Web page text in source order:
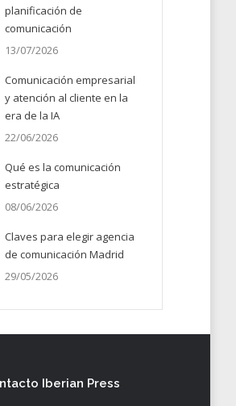
planificación de
comunicación
13/07/2026
Comunicación empresarial
y atención al cliente en la
era de la IA
22/06/2026
Qué es la comunicación
estratégica
08/06/2026
Claves para elegir agencia
de comunicación Madrid
29/05/2026
Iberian Press